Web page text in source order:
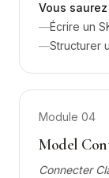
Vous saurez
—Écrire un
—Structurer
Module 04
Model
Connecter